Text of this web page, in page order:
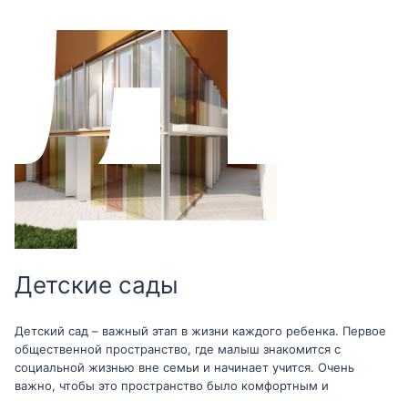
Детские сады
Детский сад – важный этап в жизни каждого ребенка. Первое
общественной пространство, где малыш знакомится с
социальной жизнью вне семьи и начинает учится. Очень
важно, чтобы это пространство было комфортным и